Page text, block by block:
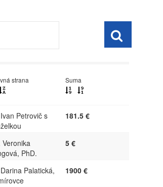
strana Suma
Petrovič s
181.5 €
Veronika
PhD.
5 €
Palatická,
1900 €